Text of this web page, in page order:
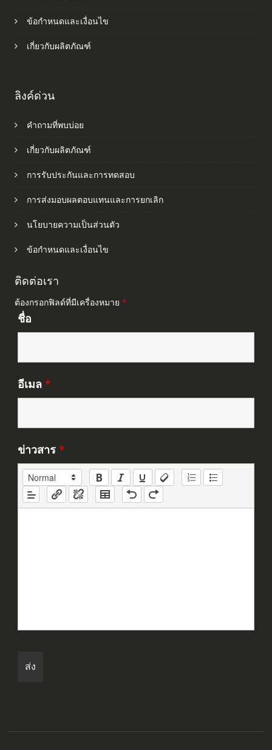
ข้อกำหนดและเงื่อนไข
เกี่ยวกับผลิตภัณฑ์
ลิงค์ด่วน
คำถามที่พบบ่อย
เกี่ยวกับผลิตภัณฑ์
การรับประกันและการทดสอบ
การส่งมอบผลตอบแทนและการยกเลิก
นโยบายความเป็นส่วนตัว
ข้อกำหนดและเงื่อนไข
ติดต่อเรา
ต้องกรอกฟิลด์ที่มีเครื่องหมาย *
ชื่อ
อีเมล *
ข่าวสาร *